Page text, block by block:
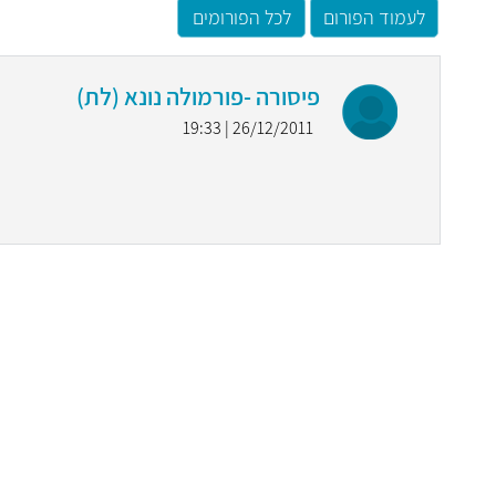
לעמוד הפורום לכל הפורומים
פיסורה -פורמולה נונא (לת)
26/12/2011 | 19:33